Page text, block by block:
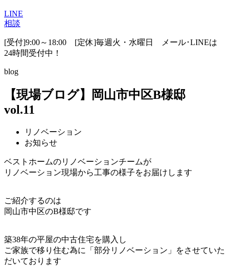
LINE
相談
[受付]9:00～18:00 [定休]毎週火・水曜日
メール･LINEは
24時間受付中！
blog
【現場ブログ】岡山市中区B様邸
vol.11
リノベーション
お知らせ
ベストホームのリノベーションチームが
リノベーション現場から工事の様子をお届けします
ご紹介するのは
岡山市中区のB様邸です
築38年の平屋の中古住宅を購入し
ご家族で移り住む為に「部分リノベーション」をさせていた
だいております